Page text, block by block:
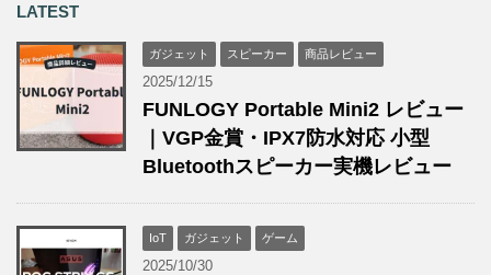
LATEST
ガジェット スピーカー 商品レビュー
2025/12/15
FUNLOGY Portable Mini2 レビュー
｜VGP金賞・IPX7防水対応 小型
Bluetoothスピーカー実機レビュー
IoT ガジェット ゲーム
2025/10/30